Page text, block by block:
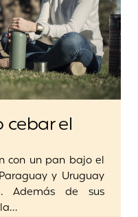
cebar el
con un pan bajo el
y Uruguay
Además de sus